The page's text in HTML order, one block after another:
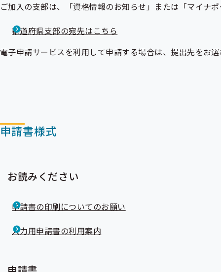
ご加入の支部は、「資格情報のお知らせ」または「マイナ
都道府県支部の宛先はこちら
電子申請サービスを利用して申請する場合は、提出先をお
申請書様式
お読みください
申請書の印刷についてのお願い
入力用申請書の利用案内